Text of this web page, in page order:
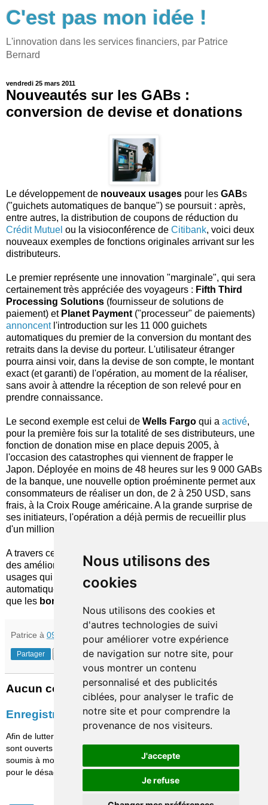
Nous utilisons des
cookies
Nous utilisons des cookies et
d'autres technologies de suivi
pour améliorer votre expérience
de navigation sur notre site, pour
vous montrer un contenu
personnalisé et des publicités
ciblées, pour analyser le trafic de
notre site et pour comprendre la
provenance de nos visiteurs.
J'accepte
Je refuse
C'est pas mon idée !
L'innovation dans les services financiers, par Patrice
Bernard
vendredi 25 mars 2011
Nouveautés sur les GABs :
conversion de devise et donations
Le développement de nouveaux usages pour les GABs
("guichets automatiques de banque") se poursuit : après,
entre autres, la distribution de coupons de réduction du
Crédit Mutuel ou la visioconférence de Citibank, voici deux
nouveaux exemples de fonctions originales arrivant sur les
distributeurs.
Le premier représente une innovation "marginale", qui sera
certainement très appréciée des voyageurs : Fifth Third
Processing Solutions (fournisseur de solutions de
paiement) et Planet Payment ("processeur" de paiements)
annoncentl'introduction sur les 11 000 guichets
automatiques du premier de la conversion du montant des
retraits dans la devise du porteur. L'utilisateur étranger
pourra ainsi voir, dans la devise de son compte, le montant
exact (et garanti) de l'opération, au moment de la réaliser,
sans avoir à attendre la réception de son relevé pour en
prendre connaissance.
Le second exemple est celui de Wells Fargo qui a activé,
pour la première fois sur la totalité de ses distributeurs, une
fonction de donation mise en place depuis 2005, à
l'occasion des catastrophes qui viennent de frapper le
Japon. Déployée en moins de 48 heures sur les 9 000 GABs
de la banque, une nouvelle option proéminente permet aux
consommateurs de réaliser un don, de 2 à 250 USD, sans
frais, à la Croix Rouge américaine. A la grande surprise de
ses initiateurs, l'opération a déjà permis de recueillir plus
d'un million de dollars en 10 jours !
A travers ces deux annonces, on voit que ce sont à la fois
des améliorations des fonctions "de base" et de nouveaux
usages qui font l'objet d'innovations sur les guichets
automatiques. Et les réponses de consommateurs montrent
que les bonnes idées
Patrice à 09:24
Partager
Aucun commentaire:
Enregistrer un commentaire
Afin de lutter contre le spam, les commentaires ne
sont ouverts qu'aux personnes identifiées et sont
soumis à modération (je suis sincèrement désolé
pour le désagrément causé…)